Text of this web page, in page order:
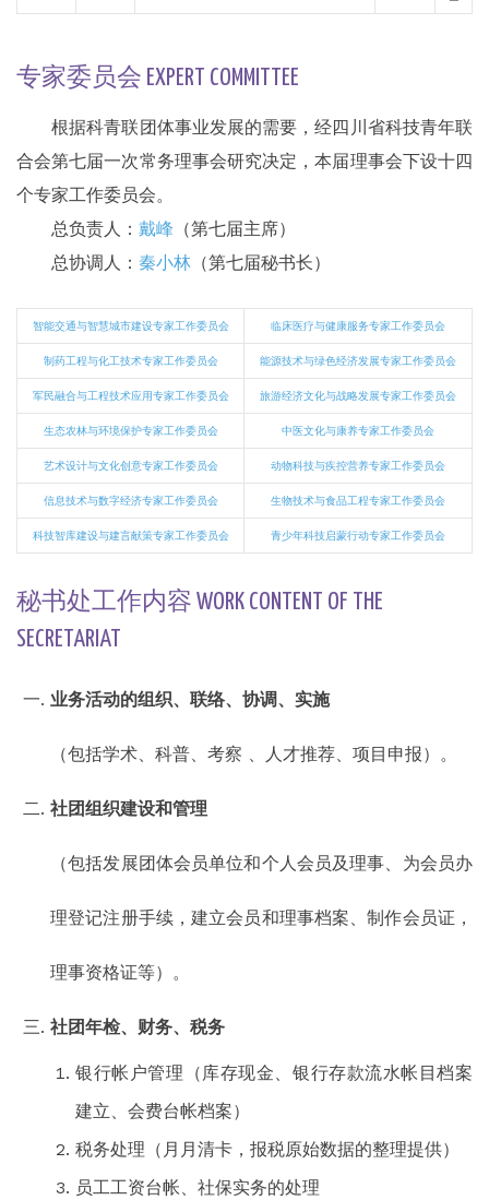
专家委员会 EXPERT COMMITTEE
根据科青联团体事业发展的需要，经四川省科技青年联
合会第七届一次常务理事会研究决定，本届理事会下设十四
个专家工作委员会。
总负责人： 戴峰 （第七届主席）
总协调人： 秦小林 （第七届秘书长）
智能交通与智慧城市建设专家工作委员会 临床医疗与健康服务专家工作委员会
制药工程与化工技术专家工作委员会 能源技术与绿色经济发展专家工作委员会
军民融合与工程技术应用专家工作委员会 旅游经济文化与战略发展专家工作委员会
生态农林与环境保护专家工作委员会 中医文化与康养专家工作委员会
艺术设计与文化创意专家工作委员会 动物科技与疾控营养专家工作委员会
信息技术与数字经济专家工作委员会 生物技术与食品工程专家工作委员会
科技智库建设与建言献策专家工作委员会 青少年科技启蒙行动专家工作委员会
秘书处工作内容 WORK CONTENT OF THE
SECRETARIAT
业务活动的组织、联络、协调、实施
（包括学术、科普、考察 、人才推荐、项目申报）。
社团组织建设和管理
（包括发展团体会员单位和个人会员及理事、为会员办
理登记注册手续，建立会员和理事档案、制作会员证，
理事资格证等）。
社团年检、财务、税务
银行帐户管理（库存现金、银行存款流水帐目档案
建立、会费台帐档案）
税务处理（月月清卡，报税原始数据的整理提供）
员工工资台帐、社保实务的处理